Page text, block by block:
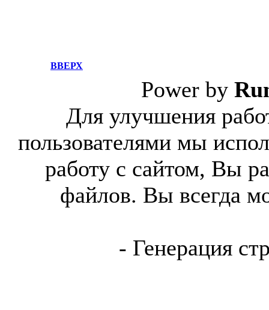
ВВЕРХ
Power by
Для улучшения
пользователями мы
работу с сайтом, Вы
файлов. Вы всегда
- Генерация